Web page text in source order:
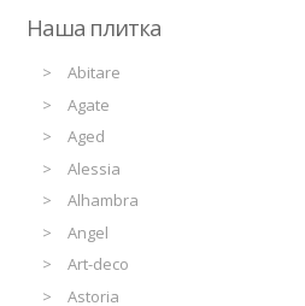
Наша плитка
Abitare
Agate
Aged
Alessia
Alhambra
Angel
Art-deco
Astoria